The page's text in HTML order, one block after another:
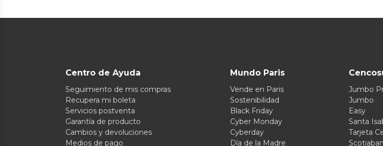
Centro de Ayuda
Seguimiento de mis compras
Recupera mi boleta
Servicios postventa
Garantía de producto
Cambios y devoluciones
Medios de pago
Mundo Paris
Vende en Paris
Sostenibilidad
Black Friday
Cyber Monday
Cyberday
Día de la Madre
Jumbo
Jumbo
Easy
Santa
Tarjeta